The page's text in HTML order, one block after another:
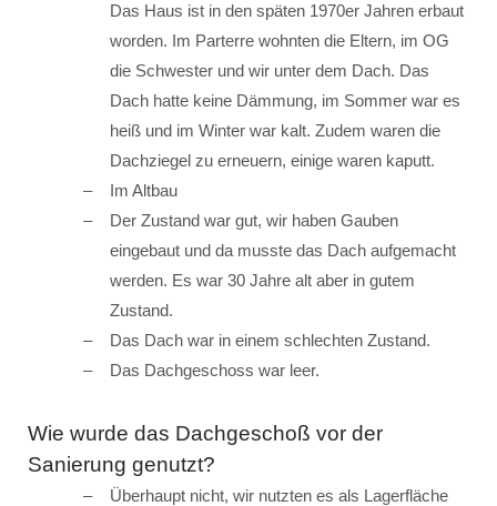
Das Haus ist in den späten 1970er Jahren erbaut
worden. Im Parterre wohnten die Eltern, im OG
die Schwester und wir unter dem Dach. Das
Dach hatte keine Dämmung, im Sommer war es
heiß und im Winter war kalt. Zudem waren die
Dachziegel zu erneuern, einige waren kaputt.
Im Altbau
Der Zustand war gut, wir haben Gauben
eingebaut und da musste das Dach aufgemacht
werden. Es war 30 Jahre alt aber in gutem
Zustand.
Das Dach war in einem schlechten Zustand.
Das Dachgeschoss war leer.
Wie wurde das Dachgeschoß vor der
Sanierung genutzt?
Überhaupt nicht, wir nutzten es als Lagerfläche